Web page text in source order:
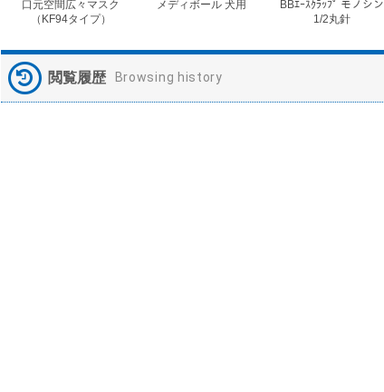
口元空間広々マスク
（KF94タイプ）
メディボール 犬用
BBｴｰｽｸﾗｯﾌﾟ モノシン
1/2丸針
閲覧履歴 Browsing history